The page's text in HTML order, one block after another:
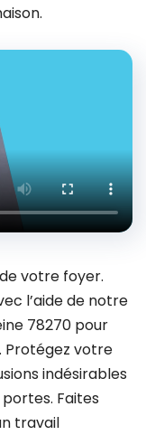
votre foyer.
l’aide de notre
78270 pour
Protégez votre
indésirables
Faites
travail